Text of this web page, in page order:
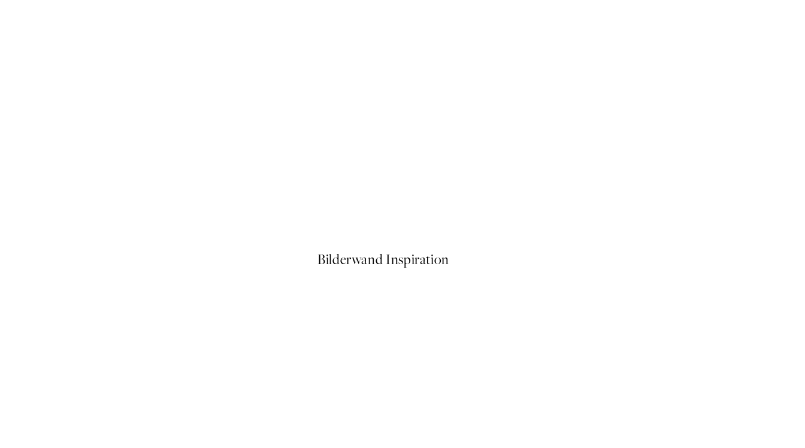
Bilderwand Inspiration